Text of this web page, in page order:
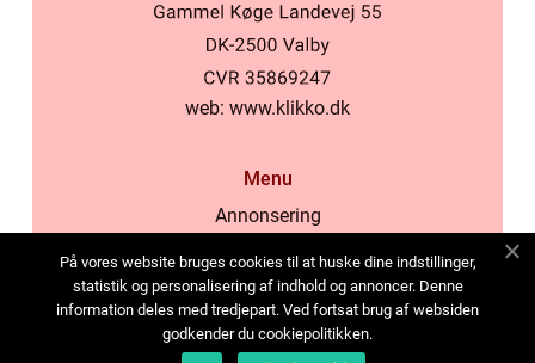
web: www.klikko.dk
Menu
Annonsering
Cookies
Kontakta oss
Sitemap
På vores website bruges cookies til at huske dine indstillinger,
statistik og personalisering af indhold og annoncer. Denne
information deles med tredjepart. Ved fortsat brug af websiden
godkender du cookiepolitikken.